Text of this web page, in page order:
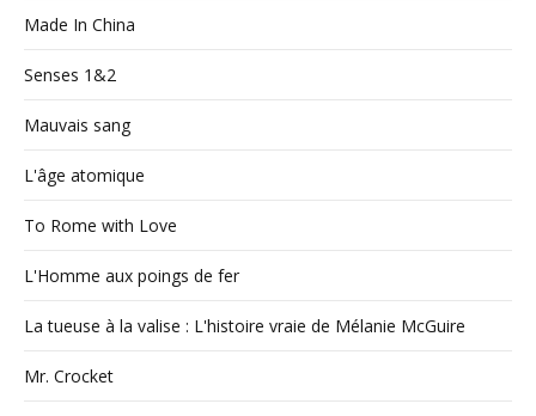
Made In China
Senses 1&2
Mauvais sang
L'âge atomique
To Rome with Love
L'Homme aux poings de fer
La tueuse à la valise : L'histoire vraie de Mélanie McGuire
Mr. Crocket